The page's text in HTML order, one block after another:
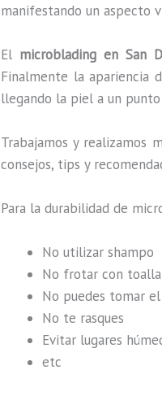
manifestando un aspecto
El microblading en
Finalmente la apariencia
llegando la piel a un
Trabajamos y realizamos
consejos, tips y
Para la durabilidad de
No utilizar shampo
No frotar con toalla
No puedes tomar
No te rasques
Evitar lugares
etc